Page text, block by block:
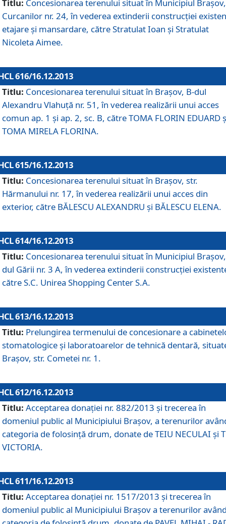
Titlu: Concesionarea terenului situat în Municipiul
Curcanilor nr. 24, în vederea extinderii construcţiei
etajare şi mansardare, către Stratulat Ioan şi Stratulat
Nicoleta Aimee.
616/16.12.2013
Titlu: Concesionarea terenului situat în Braşov, B-dul
Alexandru Vlahuţă nr. 51, în vederea realizării unui acces
comun ap. 1 şi ap. 2, sc. B, către TOMA FLORIN EDUARD
TOMA MIRELA FLORINA.
615/16.12.2013
Titlu: Concesionarea terenului situat în Braşov, str.
Hărmanului nr. 17, în vederea realizării unui acces din
exterior, către BĂLESCU ALEXANDRU şi BĂLESCU ELENA.
614/16.12.2013
Titlu: Concesionarea terenului situat în Municipiul
dul Gării nr. 3 A, în vederea extinderii construcţiei
către S.C. Unirea Shopping Center S.A.
613/16.12.2013
Titlu: Prelungirea termenului de concesionare a
stomatologice şi laboratoarelor de tehnică dentară,
Braşov, str. Cometei nr. 1.
612/16.12.2013
Titlu: Acceptarea donaţiei nr. 882/2013 şi trecerea în
domeniul public al Municipiului Braşov, a terenurilor
categoria de folosinţă drum, donate de TEIU NECULAI şi
VICTORIA.
611/16.12.2013
Titlu: Acceptarea donaţiei nr. 1517/2013 şi trecerea în
domeniul public al Municipiului Braşov a terenurilor